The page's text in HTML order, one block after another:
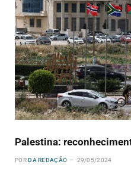
Palestina:
POR DA REDAÇÃO 29/05/2024